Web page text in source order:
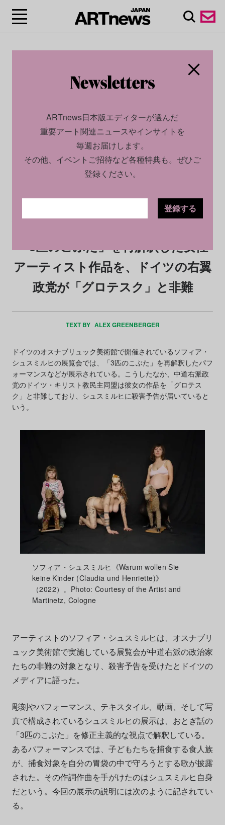
2024.06.21
「3匹のこぶた」を再解釈した女性
アーティスト作品を、ドイツの右翼
政党が「グロテスク」と非難
TEXT BY ALEX GREENBERGER
ドイツのオスナブリュック美術館で開催されているソフィア・
シュスミルヒの展覧会では、「3匹のこぶた」を再解釈したパフ
ォーマンスなどが展示されている。こうしたなか、中道右派政
党のドイツ・キリスト教民主同盟は彼女の作品を「グロテス
ク」と非難しており、シュスミルヒに殺害予告が届いていると
いう。
ソフィア・シュスミルヒ《Warum wollen Sie
keine Kinder (Claudia und Henriette)》
（2022）。Photo: Courtesy of the Artist and
Martinetz, Cologne
アーティストのソフィア・シュスミルヒは、オスナブリ
ュック美術館で実施している展覧会が中道右派の政治家
たちの非難の対象となり、殺害予告を受けたとドイツの
メディアに語った。
彫刻やパフォーマンス、テキスタイル、動画、そして写
真で構成されているシュスミルヒの展示は、おとぎ話の
「3匹のこぶた」を修正主義的な視点で解釈している。
あるパフォーマンスでは、子どもたちを捕食する食人族
が、捕食対象を自分の胃袋の中で守ろうとする歌が披露
された。その作詞作曲を手がけたのはシュスミルヒ自身
だという。今回の展示の説明には次のように記されてい
る。
ARTnews日本版エディターが選んだ
重要アート関連ニュースやインサイトを
毎週お届けします。
その他、イベントご招待など各種特典も。ぜひご
登録ください。
登録する